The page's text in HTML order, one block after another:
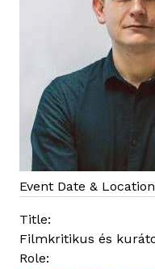
p
c
s
o
l
a
Event Date &
Title:
Filmkritikus és
Role: